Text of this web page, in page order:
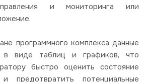
и мониторинга или
программного комплекса данные
в виде таблиц и графиков, что
быстро оценить состояние
и предотвратить потенциальные